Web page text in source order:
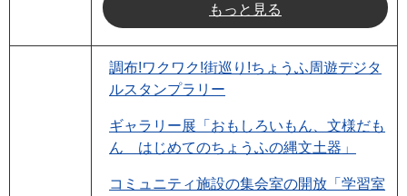
もっと見る
調布!ワクワク!街巡り!ちょうふ周遊デジタ
ルスタンプラリー
ギャラリー展「おもしろいもん、文様だも
ん はじめてのちょうふの縄文土器」
コミュニティ施設の集会室の開放「学習室